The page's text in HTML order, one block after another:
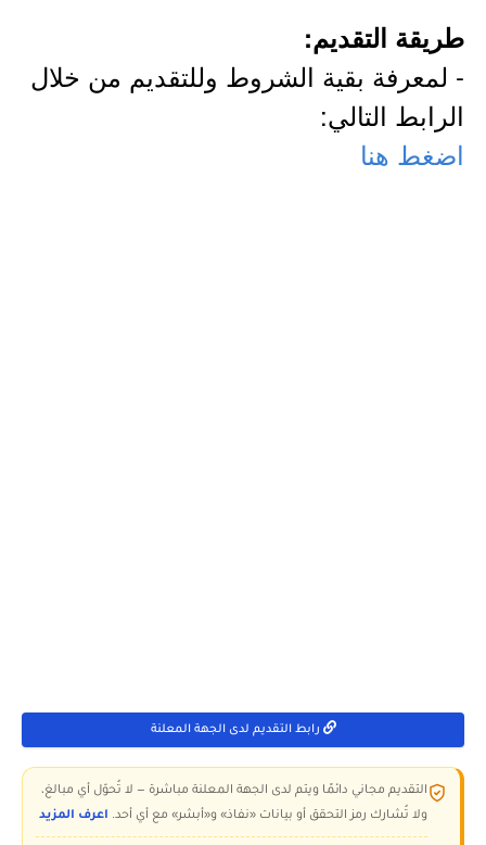
طريقة التقديم:
- لمعرفة بقية الشروط وللتقديم من خلال
الرابط التالي:
اضغط هنا
رابط التقديم لدى الجهة المعلنة
التقديم مجاني دائمًا ويتم لدى الجهة المعلنة مباشرة — لا تُحوّل أي مبالغ،
ولا تُشارك رمز التحقق أو بيانات «نفاذ» و«أبشر» مع أي أحد. اعرف المزيد